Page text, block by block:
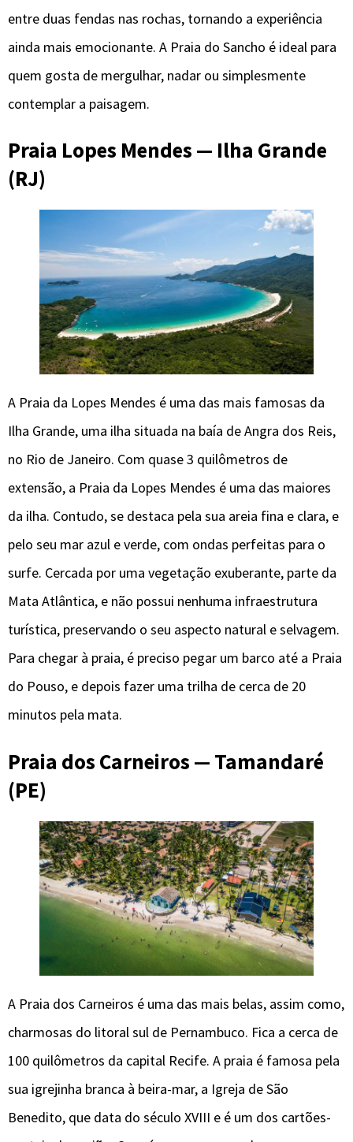
entre duas fendas nas rochas, tornando a experiência
ainda mais emocionante. A Praia do Sancho é ideal para
quem gosta de mergulhar, nadar ou simplesmente
contemplar a paisagem.
Praia Lopes Mendes — Ilha Grande
(RJ)
A Praia da Lopes Mendes é uma das mais famosas da
Ilha Grande, uma ilha situada na baía de Angra dos Reis,
no Rio de Janeiro. Com quase 3 quilômetros de
extensão, a Praia da Lopes Mendes é uma das maiores
da ilha. Contudo, se destaca pela sua areia fina e clara, e
pelo seu mar azul e verde, com ondas perfeitas para o
surfe. Cercada por uma vegetação exuberante, parte da
Mata Atlântica, e não possui nenhuma infraestrutura
turística, preservando o seu aspecto natural e selvagem.
Para chegar à praia, é preciso pegar um barco até a Praia
do Pouso, e depois fazer uma trilha de cerca de 20
minutos pela mata.
Praia dos Carneiros — Tamandaré
(PE)
A Praia dos Carneiros é uma das mais belas, assim como,
charmosas do litoral sul de Pernambuco. Fica a cerca de
100 quilômetros da capital Recife. A praia é famosa pela
sua igrejinha branca à beira-mar, a Igreja de São
Benedito, que data do século XVIII e é um dos cartões-